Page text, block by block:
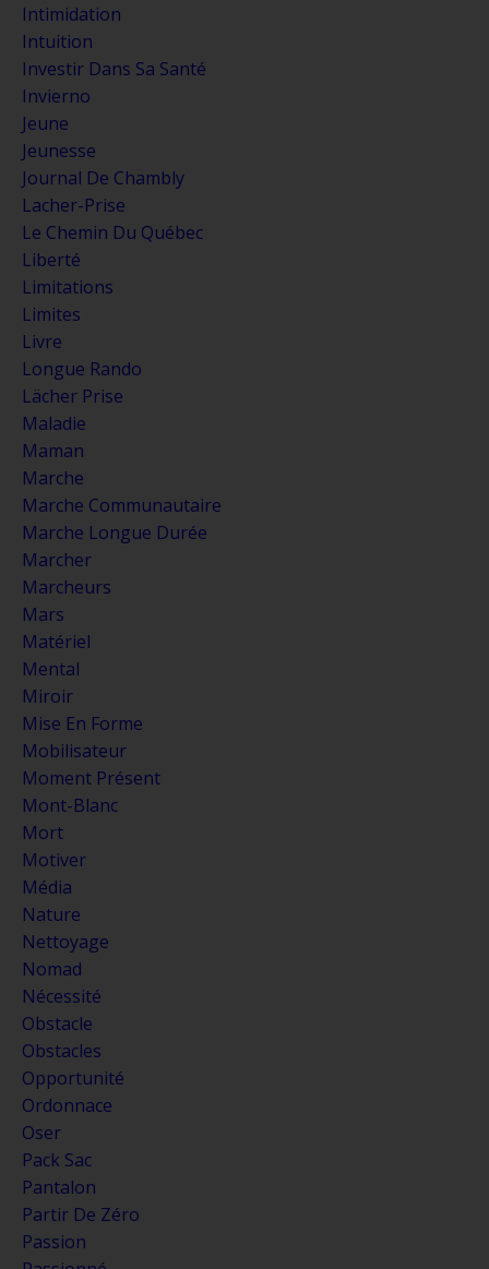
Intimidation
Intuition
Investir Dans Sa Santé
Invierno
Jeune
Jeunesse
Journal De Chambly
Lacher-Prise
Le Chemin Du Québec
Liberté
Limitations
Limites
Livre
Longue Rando
Lächer Prise
Maladie
Maman
Marche
Marche Communautaire
Marche Longue Durée
Marcher
Marcheurs
Mars
Matériel
Mental
Miroir
Mise En Forme
Mobilisateur
Moment Présent
Mont-Blanc
Mort
Motiver
Média
Nature
Nettoyage
Nomad
Nécessité
Obstacle
Obstacles
Opportunité
Ordonnace
Oser
Pack Sac
Pantalon
Partir De Zéro
Passion